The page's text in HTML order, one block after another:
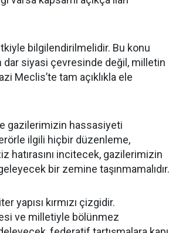
bilgilendirilmelidir. Bu konu
dar siyasi çevresinde değil, milletin
Meclis’te tam açıklıkla ele
gazilerimizin hassasiyeti
ilgili hiçbir düzenleme,
hatırasını incitecek, gazilerimizin
bir zemine taşınmamalıdır.
yapısı kırmızı çizgidir.
ve milletiyle bölünmez